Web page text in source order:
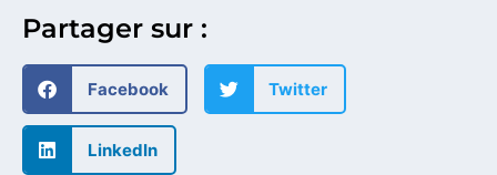
Partager sur :
Facebook Twitter
LinkedIn